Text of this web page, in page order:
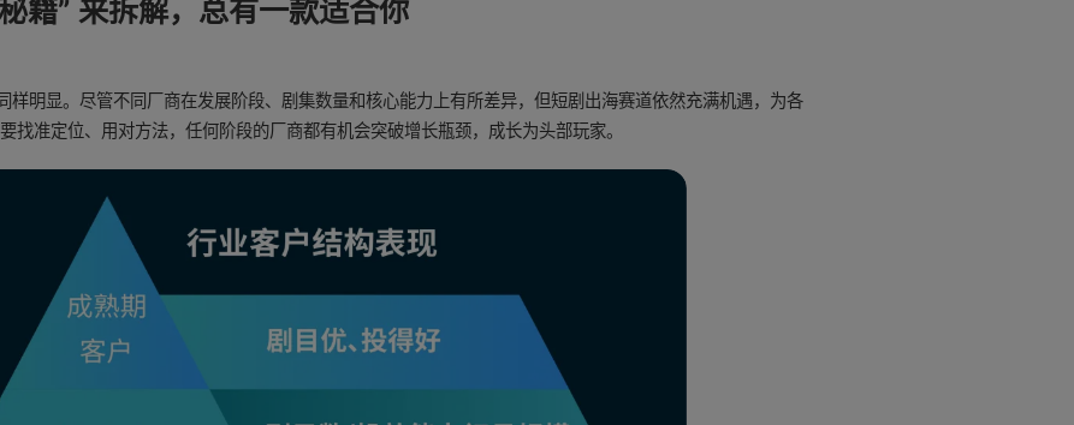
籍” 来拆解，总有一款适合你
样明显。尽管不同厂商在发展阶段、剧集数量和核心能力上有所差异，但短剧出海赛道依然充满机遇，为各
找准定位、用对方法，任何阶段的厂商都有机会突破增长瓶颈，成长为头部玩家。